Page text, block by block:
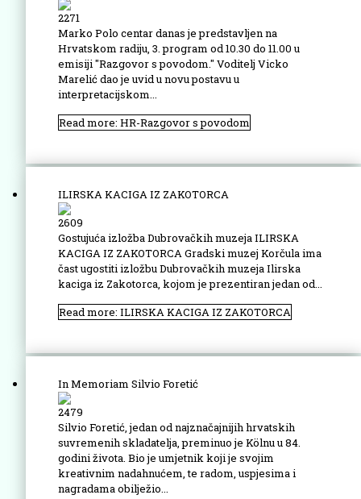
2271
Marko Polo centar danas je predstavljen na
Hrvatskom radiju, 3. program od 10.30 do 11.00 u
emisiji "Razgovor s povodom." Voditelj Vicko
Marelić dao je uvid u novu postavu u
interpretacijskom...
Read more: HR-Razgovor s povodom
ILIRSKA KACIGA IZ ZAKOTORCA
2609
Gostujuća izložba Dubrovačkih muzeja ILIRSKA
KACIGA IZ ZAKOTORCA Gradski muzej Korčula ima
čast ugostiti izložbu Dubrovačkih muzeja Ilirska
kaciga iz Zakotorca, kojom je prezentiran jedan od...
Read more: ILIRSKA KACIGA IZ ZAKOTORCA
In Memoriam Silvio Foretić
2479
Silvio Foretić, jedan od najznačajnijih hrvatskih
suvremenih skladatelja, preminuo je Kölnu u 84.
godini života. Bio je umjetnik koji je svojim
kreativnim nadahnućem, te radom, uspjesima i
nagradama obilježio...